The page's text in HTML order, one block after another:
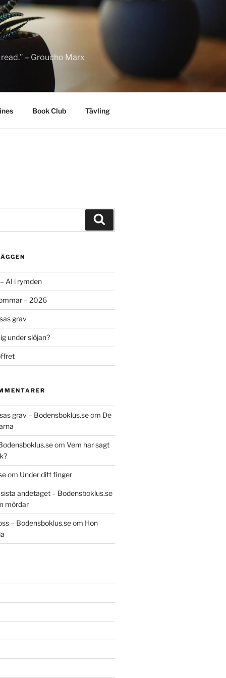
– Groucho Marx
Book Club Tävling
AI i rymden
– 2026
grav
under slöjan?
grav – Bodensboklus.seom De
om Vem har sagt
om Under ditt finger
andetaget – Bodensboklus.se
mördar
– Bodensboklus.seom Hon